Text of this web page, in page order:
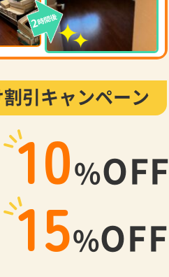
2時間後
割引キャンペーン
10%OFF
15%OFF